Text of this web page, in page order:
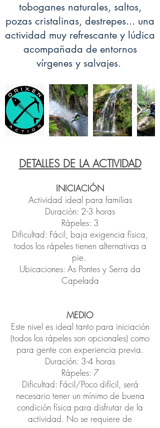
toboganes naturales, saltos,
pozas cristalinas, destrepes... una
actividad muy refrescante y lúdica
acompañada de entornos
vírgenes y salvajes.
DETALLES DE LA ACTIVIDAD
INICIACIÓN
Actividad ideal para familias
Duración: 2-3 horas
Rápeles: 3
Dificultad: Fácil, baja exigencia física,
todos los rápeles tienen alternativas a
pie.
Ubicaciones: As Pontes y Serra da
Capelada
MEDIO
Este nivel es ideal tanto para iniciación
(todos los rápeles son opcionales) como
para gente con experiencia previa.
Duración: 3-4 horas
Rápeles: 7
Dificultad: Fácil/Poco difícil, será
necesario tener un mínimo de buena
condición física para disfrutar de la
actividad. No se requiere de